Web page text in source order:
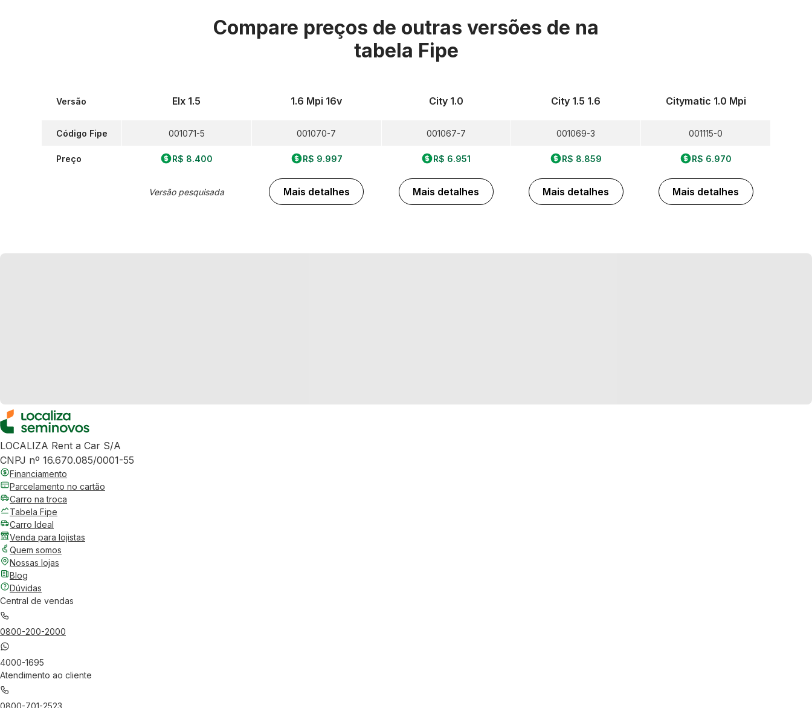
Compare preços de outras versões de na
tabela Fipe
Versão
Código Fipe
Preço
Elx 1.5
001071-5
R$ 8.400
Versão pesquisada
1.6 Mpi 16v
001070-7
R$ 9.997
Mais detalhes
City 1.0
001067-7
R$ 6.951
Mais detalhes
City 1.5 1.6
001069-3
R$ 8.859
Mais detalhes
Citymatic 1.0 Mpi
001115-0
R$ 6.970
Mais detalhes
LOCALIZA Rent a Car S/A
CNPJ nº 16.670.085/0001-55
Financiamento
Parcelamento no cartão
Carro na troca
Tabela Fipe
Carro Ideal
Venda para lojistas
Quem somos
Nossas lojas
Blog
Dúvidas
Central de vendas
0800-200-2000
4000-1695
Atendimento ao cliente
0800-701-2523